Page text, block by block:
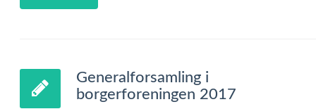
Generalforsamling i
borgerforeningen 2017